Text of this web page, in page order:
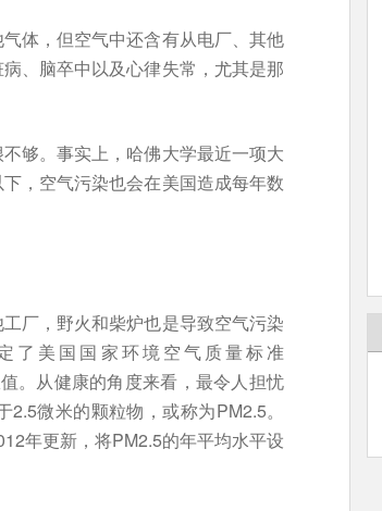
体，但空气中还含有从电厂、其他
、脑卒中以及心律失常，尤其是那
够。事实上，哈佛大学最近一项大
，空气污染也会在美国造成每年数
厂，野火和柴炉也是导致空气污染
了美国国家环境空气质量标准
。从健康的角度来看，最令人担忧
微米的颗粒物，或称为PM2.5。
年更新，将PM2.5的年平均水平设